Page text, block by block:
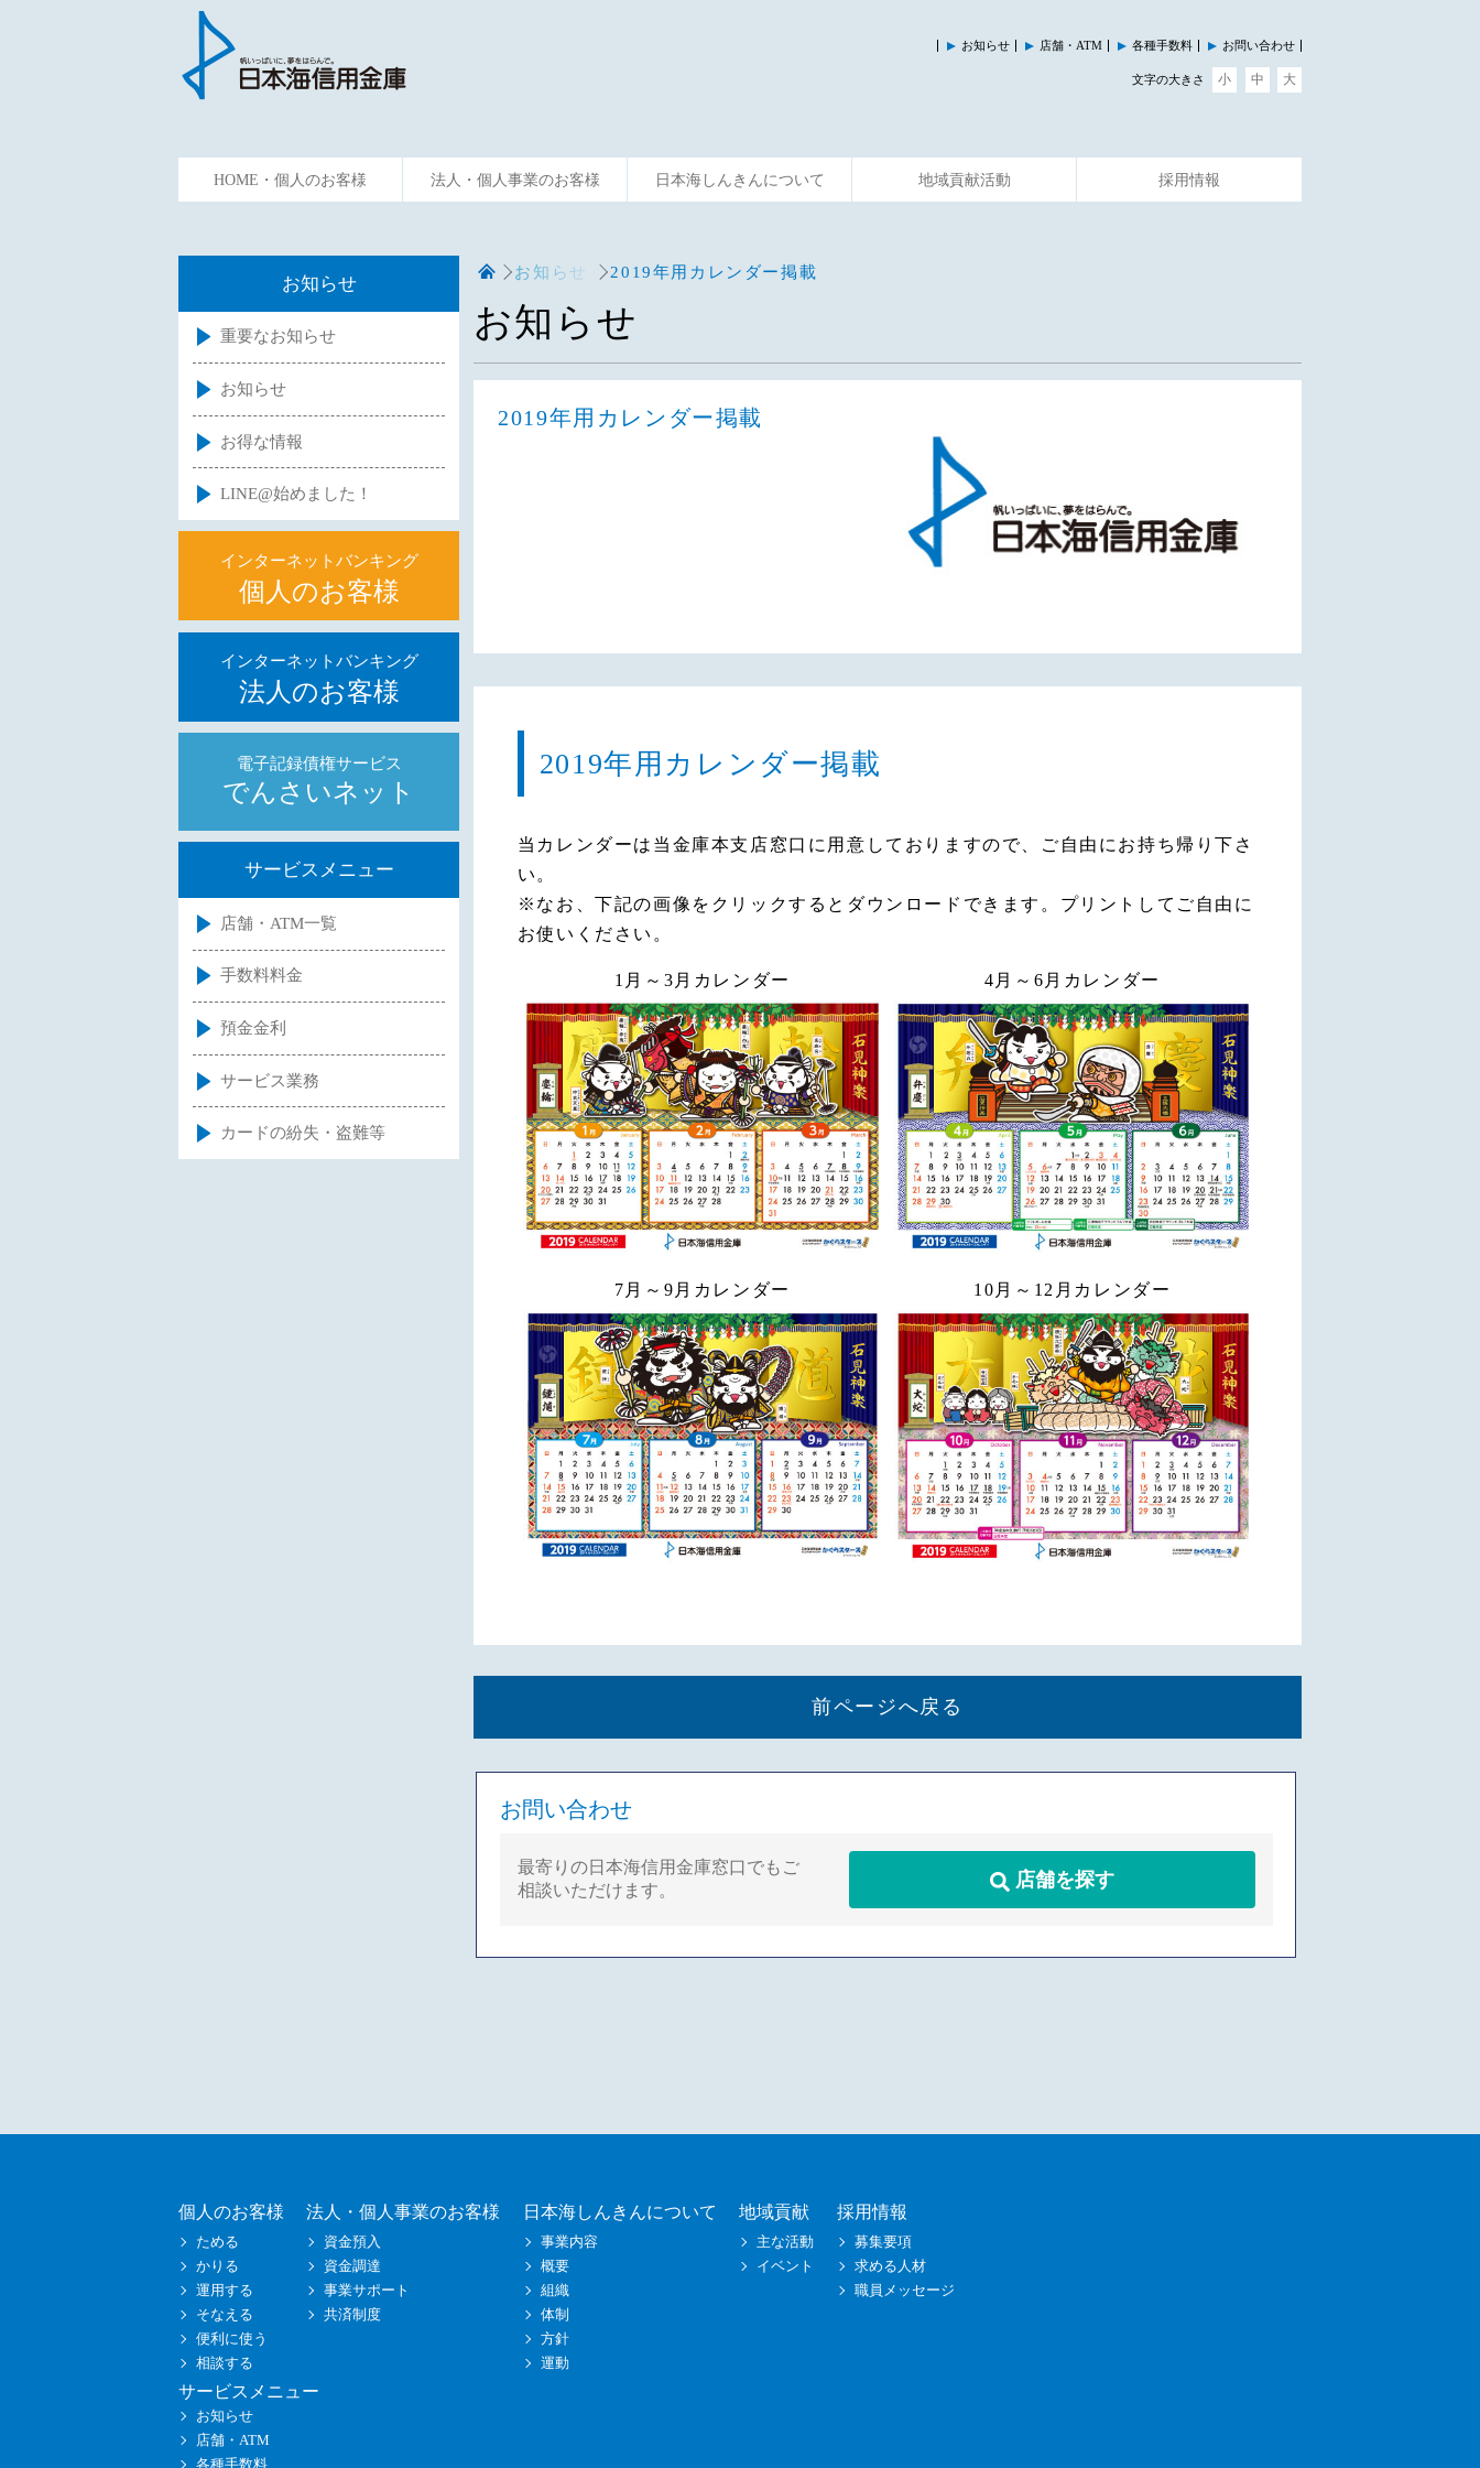
お知らせ 店舗・ATM 各種手数料 お問い合わせ
文字の大きさ 小 中 大
HOME・個人のお客様 法人・個人事業のお客様 日本海しんきんについて 地域貢献活動 採用情報
お知らせ 2019年用カレンダー掲載
お知らせ
2019年用カレンダー掲載
2019年用カレンダー掲載
当カレンダーは当金庫本支店窓口に用意しておりますので、ご自由にお持ち帰り下さ
い。
※なお、下記の画像をクリックするとダウンロードできます。プリントしてご自由に
お使いください。
1月～3月カレンダー 4月～6月カレンダー
7月～9月カレンダー 10月～12月カレンダー
前ページへ戻る
お知らせ
重要なお知らせ
お知らせ
お得な情報
LINE@始めました！
インターネットバンキング
個人のお客様
インターネットバンキング
法人のお客様
電子記録債権サービス
でんさいネット
サービスメニュー
店舗・ATM一覧
手数料料金
預金金利
サービス業務
カードの紛失・盗難等
お問い合わせ
最寄りの日本海信用金庫窓口でもご
相談いただけます。
店舗を探す
個人のお客様
ためる
かりる
運用する
そなえる
便利に使う
相談する
法人・個人事業のお客様
資金預入
資金調達
事業サポート
共済制度
日本海しんきんについて
事業内容
概要
組織
体制
方針
運動
地域貢献
主な活動
イベント
採用情報
募集要項
求める人材
職員メッセージ
サービスメニュー
お知らせ
店舗・ATM
各種手数料